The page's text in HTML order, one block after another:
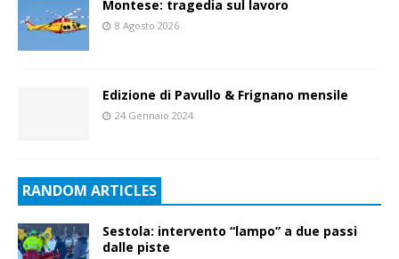
Montese: tragedia sul lavoro
8 Agosto 2026
Edizione di Pavullo & Frignano mensile
24 Gennaio 2024
RANDOM ARTICLES
Sestola: intervento “lampo” a due passi
dalle piste